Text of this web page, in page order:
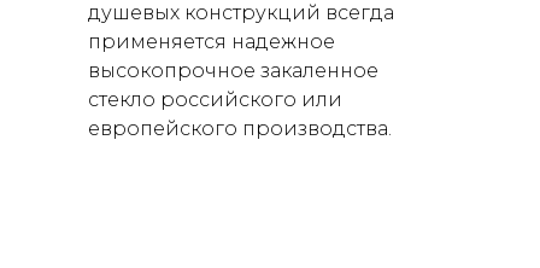
душевых конструкций всегда
применяется надежное
высокопрочное закаленное
стекло российского или
европейского производства.